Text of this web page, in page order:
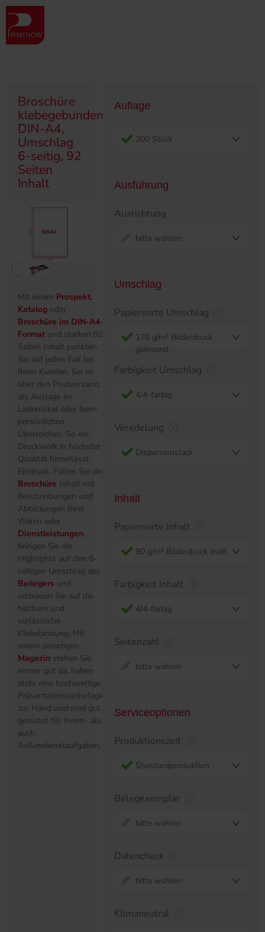
" >
Produktübersicht
Broschüre klebegebunden, DIN-A4, Umschlag 6-seitig, 92 Seiten
Inhalt
Broschüre
klebegebunden,
DIN-A4,
Umschlag
6-seitig, 92
Seiten
Inhalt
Mit einem Prospekt,
Katalog oder
Broschüre im DIN-A4-
Format und starken 92
Seiten Inhalt punkten
Sie auf jeden Fall bei
Ihren Kunden. Sei es
über den Postversand,
als Auslage im
Ladenlokal oder beim
persönlichen
Überreichen: So ein
Druckwerk in höchster
Qualität hinterlässt
Eindruck. Füllen Sie die
Broschüre Inhalt mit
Beschreibungen und
Abbildungen Ihrer
Waren oder
Dienstleistungen,
bringen Sie die
Highlights auf den 6-
seitigen Umschlag des
Beilegers und
vertrauen Sie auf die
haltbare und
verlässliche
Klebebindung. Mit
einem derartigen
Magazin stehen Sie
immer gut da, haben
stets eine hochwertige
Präsentationsunterlage
zur Hand und sind gut
gerüstet für Innen- als
auch
Außendienstaufgaben.
Auflage
300 Stück
Ausführung
Ausrichtung
bitte wählen
Umschlag
Papiersorte Umschlag
170 g/m² Bilderdruck
glänzend
Farbigkeit Umschlag
4/4-farbig
Veredelung
Dispersionslack
Inhalt
Papiersorte Inhalt
90 g/m² Bilderdruck matt
Farbigkeit Inhalt
4/4-farbig
Seitenzahl
bitte wählen
Serviceoptionen
Produktionszeit
Standardproduktion
Belegexemplar
bitte wählen
Datencheck
bitte wählen
Klimaneutral